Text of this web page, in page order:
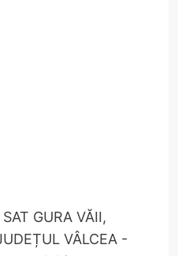
GURA VĂII,
VÂLCEA -